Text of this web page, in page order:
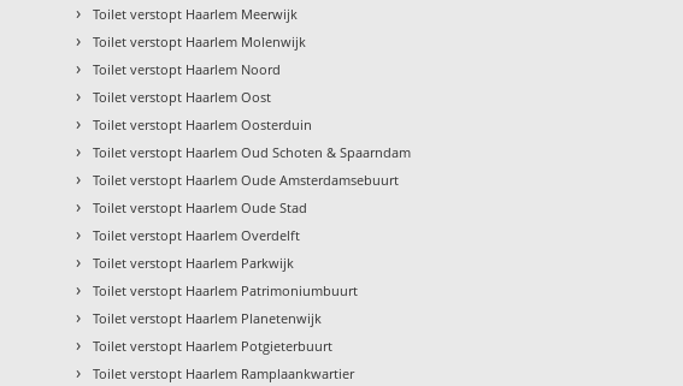
› Toilet verstopt Haarlem Meerwijk
› Toilet verstopt Haarlem Molenwijk
› Toilet verstopt Haarlem Noord
› Toilet verstopt Haarlem Oost
› Toilet verstopt Haarlem Oosterduin
› Toilet verstopt Haarlem Oud Schoten & Spaarndam
› Toilet verstopt Haarlem Oude Amsterdamsebuurt
› Toilet verstopt Haarlem Oude Stad
› Toilet verstopt Haarlem Overdelft
› Toilet verstopt Haarlem Parkwijk
› Toilet verstopt Haarlem Patrimoniumbuurt
› Toilet verstopt Haarlem Planetenwijk
› Toilet verstopt Haarlem Potgieterbuurt
› Toilet verstopt Haarlem Ramplaankwartier